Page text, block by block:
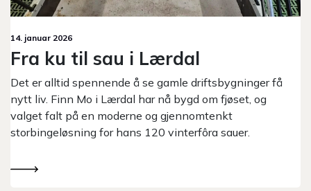
14. januar 2026
Fra ku til sau i Lærdal
Det er alltid spennende å se gamle driftsbygninger få
nytt liv. Finn Mo i Lærdal har nå bygd om fjøset, og
valget falt på en moderne og gjennomtenkt
storbingeløsning for hans 120 vinterfôra sauer.